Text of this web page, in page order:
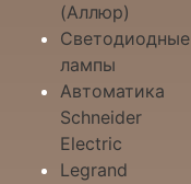
(Аллюр)
Светодиодные
лампы
Автоматика
Schneider
Electric
Legrand